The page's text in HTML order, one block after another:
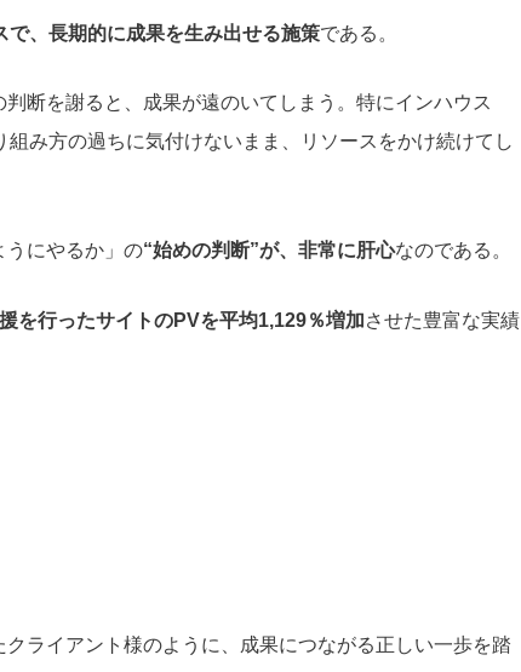
で、長期的に成果を生み出せる施策である。
断を謝ると、成果が遠のいてしまう。特にインハウス
み方の過ちに気付けないまま、リソースをかけ続けてし
うにやるか」の“始めの判断”が、非常に肝心なのである。
を行ったサイトのPVを平均1,129％増加させた豊富な実績
ライアント様のように、成果につながる正しい一歩を踏